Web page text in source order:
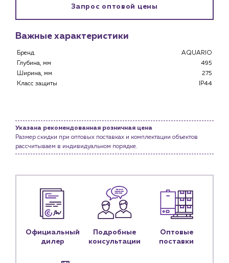
Каталог
Специализированным магазинам
Услуги
Водоснабжение и теплоснабжение
Доставка
Портфолио
Новости
Блог
Запрос оптовой цены
Важные характеристики
Бренд
AQUARIO
Глубина, мм
495
Ширина, мм
275
Класс защиты
IP44
Указана рекомендованная розничная цена
Размер скидки при оптовых поставках и комплектации объектов
рассчитываем в индивидуальном порядке.
Официальный
дилер
Подробные
консультации
Оптовые
поставки